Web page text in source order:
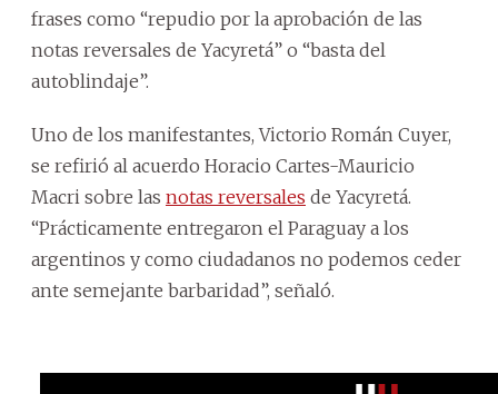
frases como “repudio por la aprobación de las
notas reversales de Yacyretá” o “basta del
autoblindaje”.
Uno de los manifestantes, Victorio Román Cuyer,
se refirió al acuerdo Horacio Cartes-Mauricio
Macri sobre las notas reversales de Yacyretá.
“Prácticamente entregaron el Paraguay a los
argentinos y como ciudadanos no podemos ceder
ante semejante barbaridad”, señaló.